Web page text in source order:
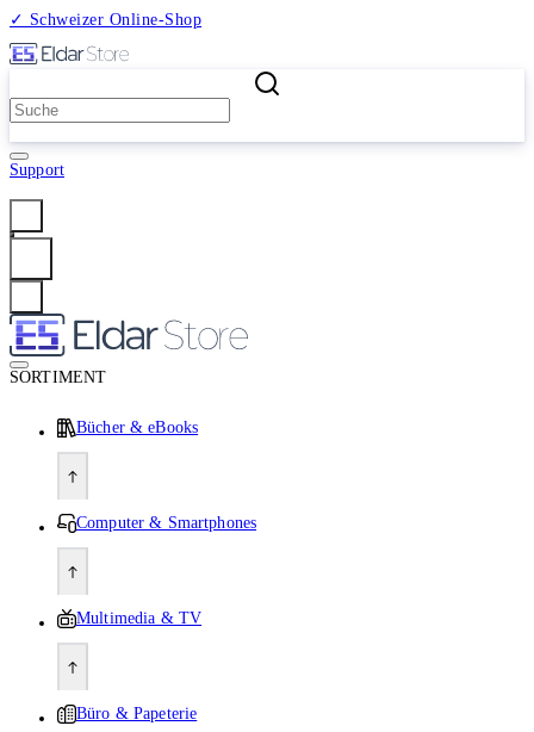
✓ Schweizer Online-Shop
Support
SORTIMENT
Bücher & eBooks
Computer & Smartphones
Multimedia & TV
Büro & Papeterie